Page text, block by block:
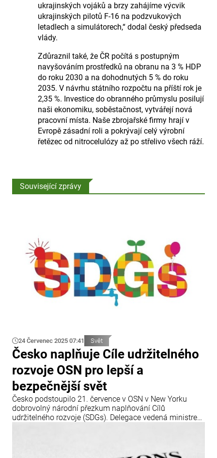
ukrajinských vojáků a brzy zahájíme výcvik
ukrajinských pilotů F-16 na podzvukových
letadlech a simulátorech,“ dodal český předseda
vlády.
Zdůraznil také, že ČR počítá s postupným
navyšováním prostředků na obranu na 3 % HDP
do roku 2030 a na dohodnutých 5 % do roku
2035. V návrhu státního rozpočtu na příští rok je
2,35 %. Investice do obranného průmyslu posilují
naši ekonomiku, soběstačnost, vytvářejí nová
pracovní místa. Naše zbrojařské firmy hrají v
Evropě zásadní roli a pokrývají celý výrobní
řetězec od nitrocelulózy až po střelivo všech ráží.
Související zprávy
24 Červenec 2025 07:41 Svět
Česko naplňuje Cíle udržitelného
rozvoje OSN pro lepší a
bezpečnější svět
Česko podstoupilo 21. července v OSN v New Yorku
dobrovolný národní přezkum naplňování Cílů
udržitelného rozvoje (SDGs). Delegace vedená ministrem